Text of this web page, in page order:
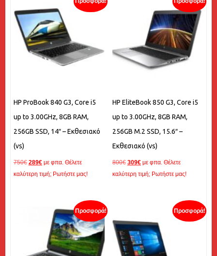
HP ProBook 840 G3, Core i5
up to 3.00GHz, 8GB RAM,
256GB SSD, 14″ – Εκθεσιακό
(vs)
750€ Original
price
289€Η
τρέχουσα
289€.
με φπα. Θέλετε
καλύτερη τιμή; Ρωτήστε μας!
HP EliteBook 850 G3, Core i5
up to 3.00GHz, 8GB RAM,
256GB M.2 SSD, 15.6″ –
Εκθεσιακό (vs)
800€ Original
price
309€Η
τρέχουσα
με φπα. Θέλετε
καλύτερη τιμή; Ρωτήστε μας!
Προσφορά! Προσφορά!